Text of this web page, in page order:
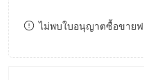
ไม่พบใบอนุญาตซื้อขายฟ